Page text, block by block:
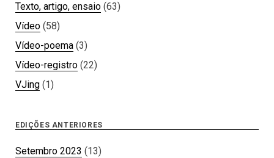
Texto, artigo, ensaio (63)
Vídeo (58)
Vídeo-poema (3)
Vídeo-registro (22)
VJing (1)
EDIÇÕES ANTERIORES
Setembro 2023 (13)